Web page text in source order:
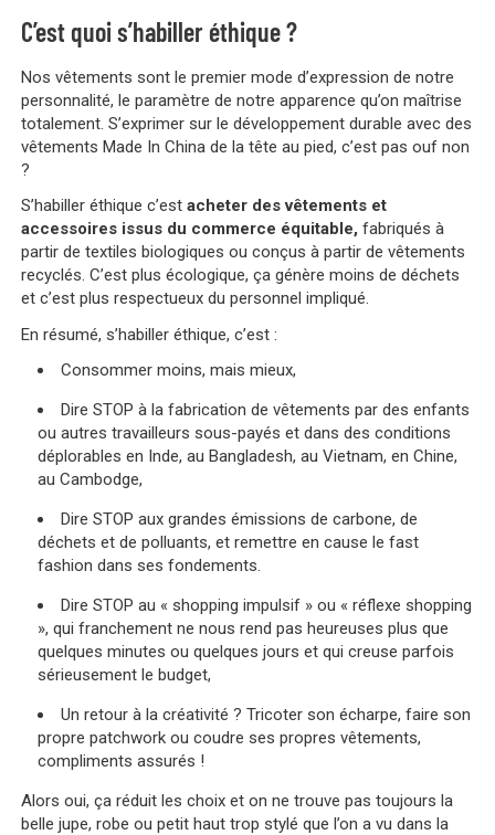
C’est quoi s’habiller éthique ?
Nos vêtements sont le premier mode d’expression de notre
personnalité, le paramètre de notre apparence qu’on maîtrise
totalement. S’exprimer sur le développement durable avec des
vêtements Made In China de la tête au pied, c’est pas ouf non
?
S’habiller éthique c’est acheter des vêtements et
accessoires issus du commerce équitable, fabriqués à
partir de textiles biologiques ou conçus à partir de vêtements
recyclés. C’est plus écologique, ça génère moins de déchets
et c’est plus respectueux du personnel impliqué.
En résumé, s’habiller éthique, c’est :
Consommer moins, mais mieux,
Dire STOP à la fabrication de vêtements par des enfants
ou autres travailleurs sous-payés et dans des conditions
déplorables en Inde, au Bangladesh, au Vietnam, en Chine,
au Cambodge,
Dire STOP aux grandes émissions de carbone, de
déchets et de polluants, et remettre en cause le fast
fashion dans ses fondements.
Dire STOP au « shopping impulsif » ou « réflexe shopping
», qui franchement ne nous rend pas heureuses plus que
quelques minutes ou quelques jours et qui creuse parfois
sérieusement le budget,
Un retour à la créativité ? Tricoter son écharpe, faire son
propre patchwork ou coudre ses propres vêtements,
compliments assurés !
Alors oui, ça réduit les choix et on ne trouve pas toujours la
belle jupe, robe ou petit haut trop stylé que l’on a vu dans la